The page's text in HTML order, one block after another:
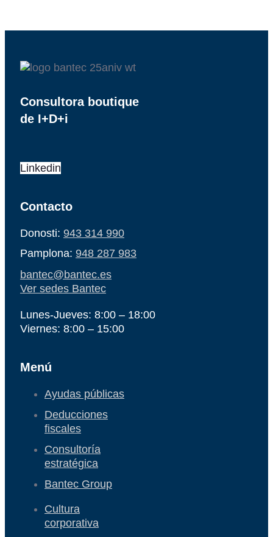
Consultora boutique
de I+D+i
Linkedin
Contacto
Donosti: 943 314 990
Pamplona: 948 287 983
bantec@bantec.es
Ver sedes Bantec
Lunes-Jueves: 8:00 – 18:00
Viernes: 8:00 – 15:00
Menú
Ayudas públicas
Deducciones
fiscales
Consultoría
estratégica
Bantec Group
Cultura
corporativa